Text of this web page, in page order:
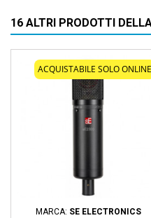
16 ALTRI PRODOTTI
ACQUISTABILE SOLO ONLINE
MARCA: SE ELECTRONICS